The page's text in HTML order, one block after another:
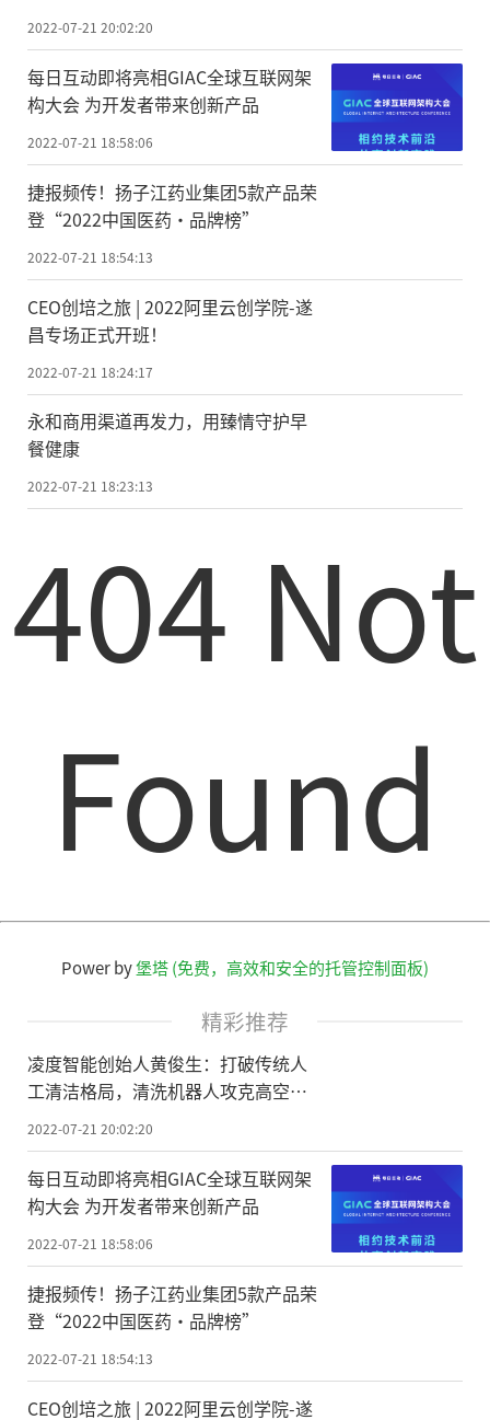
墙场景
2022-07-21 20:02:20
每日互动即将亮相GIAC全球互联网架
构大会 为开发者带来创新产品
2022-07-21 18:58:06
捷报频传！扬子江药业集团5款产品荣
登“2022中国医药·品牌榜”
2022-07-21 18:54:13
CEO创培之旅 | 2022阿里云创学院-遂
昌专场正式开班！
2022-07-21 18:24:17
永和商用渠道再发力，用臻情守护早
餐健康
2022-07-21 18:23:13
404 Not
Found
Power by堡塔 (免费，高效和安全的托管控制面板)
精彩推荐
凌度智能创始人黄俊生：打破传统人
工清洁格局，清洗机器人攻克高空外
墙场景
2022-07-21 20:02:20
每日互动即将亮相GIAC全球互联网架
构大会 为开发者带来创新产品
2022-07-21 18:58:06
捷报频传！扬子江药业集团5款产品荣
登“2022中国医药·品牌榜”
2022-07-21 18:54:13
CEO创培之旅 | 2022阿里云创学院-遂